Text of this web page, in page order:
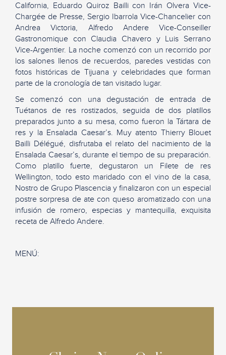
California, Eduardo Quiroz Bailli con Irán Olvera Vice-
Chargée de Presse, Sergio Ibarrola Vice-Chancelier con
Andrea Victoria, Alfredo Andere Vice-Conseiller
Gastronomique con Claudia Chavero y Luis Serrano
Vice-Argentier. La noche comenzó con un recorrido por
los salones llenos de recuerdos, paredes vestidas con
fotos históricas de Tijuana y celebridades que forman
parte de la cronología de tan visitado lugar.
Se comenzó con una degustación de entrada de
Tuétanos de res rostizados, seguida de dos platillos
preparados junto a su mesa, como fueron la Tártara de
res y la Ensalada Caesar’s. Muy atento Thierry Blouet
Bailli Délégué, disfrutaba el relato del nacimiento de la
Ensalada Caesar’s, durante el tiempo de su preparación.
Como platillo fuerte, degustaron un Filete de res
Wellington, todo esto maridado con el vino de la casa,
Nostro de Grupo Plascencia y finalizaron con un especial
postre sorpresa de ate con queso aromatizado con una
infusión de romero, especias y mantequilla, exquisita
receta de Alfredo Andere.
MENÚ: